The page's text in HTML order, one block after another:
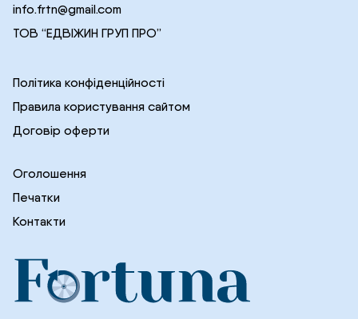
info.frtn@gmail.com
ТОВ “ЕДВІЖИН ГРУП ПРО”
Політика конфіденційності
Правила користування сайтом
Договір оферти
Оголошення
Печатки
Контакти